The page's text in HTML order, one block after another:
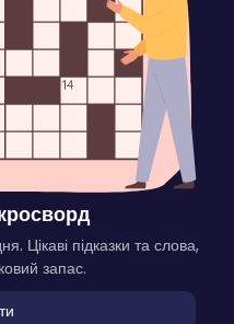
Цікаві підказки та слова,
запас.